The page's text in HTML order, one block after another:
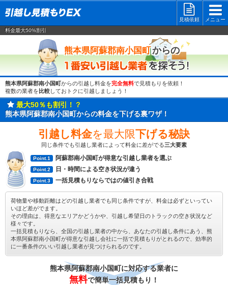
見積依頼
メニュー
料金最大50%割引
熊本県阿蘇郡南小国町からの
熊本県阿蘇郡南小国町からの引越し料金を完全無料で見積もりを依頼！
複数の業者を 比較しておトクに引越しましょう！
最大50％も割引！？
熊本県阿蘇郡南小国町からの料金を下げる裏ワザ！
引越し料金を最大限下げる秘訣
同じ条件でも引越し業者によって料金に差がでる三大要素
Point.1 阿蘇郡南小国町が得意な引越し業者を選ぶ
Point.2 日・時間による空き状況が違う
Point.3 一括見積もりならではの値引き合戦
荷物量や移動距離はどの引越し業者でも同じ条件ですが、料金は必ずといってい
いほど差がでます。
その理由は、得意なエリアかどうかや、引越し希望日のトラックの空き状況など
様々です。
一括見積もりなら、全国の引越し業者の中から、あなたの引越し条件にあう、熊
本県阿蘇郡南小国町が得意な引越し会社に一括で見積もりがとれるので、効率的
に一番条件のいい引越し業者が見つけられるのです。
熊本県阿蘇郡南小国町に対応する業者に
無料で簡単一括見積もり！